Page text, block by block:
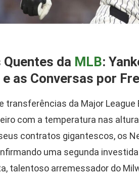
Quentes da MLB:
as Conversas por
transferências da Major League
com a temperatura nas
contratos gigantescos, os
uma segunda
talentoso arremessador do